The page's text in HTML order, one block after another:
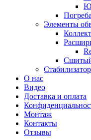
Элементы
О нас
Видео
Доставка и оплата
Монтаж
Контакты
Отзывы